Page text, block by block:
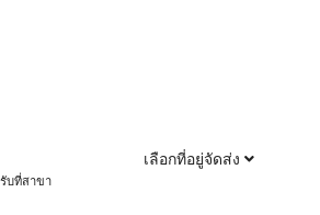
เลือกที่อยู่จัดส่ง
รับที่สาขา